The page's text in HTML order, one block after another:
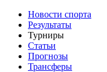
Новости спорта
Результаты
Турниры
Статьи
Прогнозы
Трансферы